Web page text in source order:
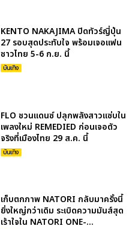
KENTO NAKAJIMA ปิดทัวร์ญี่ปุ่น
27 รอบสุดประทับใจ พร้อมเจอแฟน
ชาวไทย 5-6 ก.ย. นี้
บันเทิง
FLO ชวนแดนซ์ ปลุกพลังสาวแซ่บใน
เพลงใหม่ REMEDIED ก่อนเจอตัว
จริงที่เมืองไทย 29 ส.ค. นี้
บันเทิง
เก็บตกภาพ NATORI กลับมาครั้งนี้
ยิ่งใหญ่กว่าเดิม ระเบิดความมันส์สุด
เร้าใจใน NATORI ONE-...